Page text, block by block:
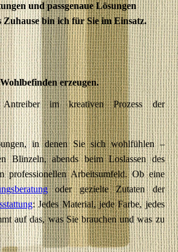
und passgenaue Lösungen
Zuhause bin ich für Sie im Einsatz.
erzeugen.
im kreativen Prozess der
in denen Sie sich wohlfühlen –
Blinzeln, abends beim Loslassen des
professionellen Arbeitsumfeld. Ob eine
oder gezielte Zutaten der
: Jedes Material, jede Farbe, jedes
auf das, was Sie brauchen und was zu